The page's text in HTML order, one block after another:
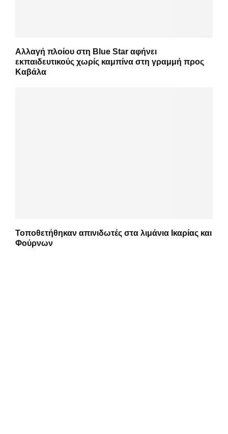
Αλλαγή πλοίου στη Blue Star αφήνει
εκπαιδευτικούς χωρίς καμπίνα στη γραμμή προς
Καβάλα
Τοποθετήθηκαν απινιδωτές στα λιμάνια Ικαρίας και
Φούρνων